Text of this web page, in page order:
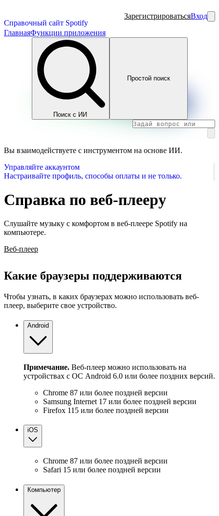
Справочный сайт Spotify
ЗарегистрироватьсяВход
ГлавнаяФункции приложения
Поиск с ИИ
Простой поиск
Вы взаимодействуете с инструментом на основе ИИ.
Управляйте аккаунтом
Настраивайте профиль, способы оплаты и не только.
Справка по веб-плееру
Слушайте музыку с комфортом в веб-плеере Spotify на
компьютере.
Веб-плеер
Какие браузеры поддерживаются
Чтобы узнать, в каких браузерах можно использовать веб-
плеер, выберите свое устройство.
Android
Примечание. Веб-плеер можно использовать на
устройствах с ОС Android 6.0 или более поздних версий.
Chrome 87 или более поздней версии
Samsung Internet 17 или более поздней версии
Firefox 115 или более поздней версии
iOS
Chrome 87 или более поздней версии
Safari 15 или более поздней версии
Компьютер